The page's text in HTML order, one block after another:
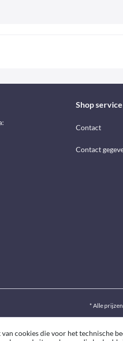
Shop service
Contact
Contact
* Alle
cookies die voor het technische